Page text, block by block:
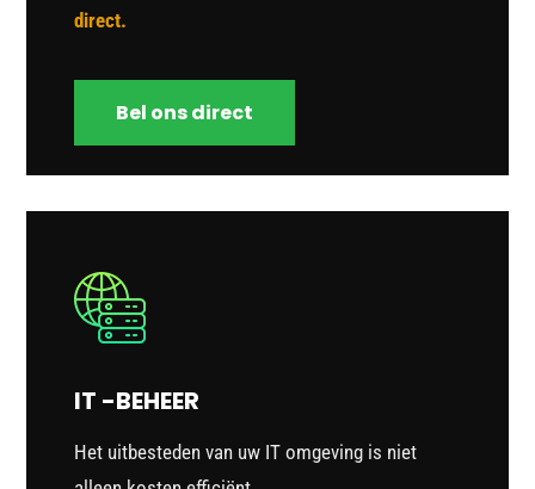
direct.
Bel ons direct
IT -BEHEER
Het uitbesteden van uw IT omgeving is niet